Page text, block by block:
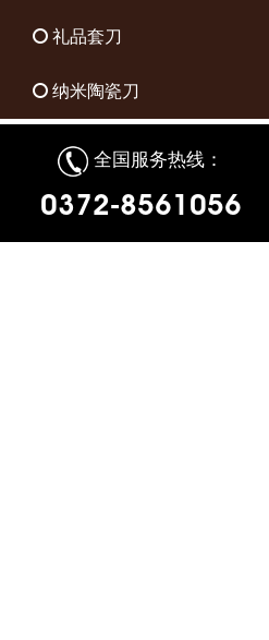
礼品套刀
纳米陶瓷刀
全国服务热线：
0372-8561056